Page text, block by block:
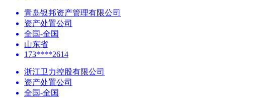
青岛银邦资产管理有限公司
资产处置公司
全国-全国
山东省
173****2614
浙江卫力控股有限公司
资产处置公司
全国-全国